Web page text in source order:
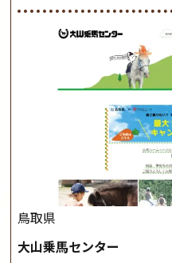
けでなく、馬の手入れや
このクラスで把握し、「
きましょう。 スタートク
軽速歩(けいはやあし)が
クラスへ。 グループレッ
ながら 軽速歩・正反撞(
した手綱操作と軽速歩・
駈歩(かけあし)練習に入
クラスで常歩(なみあし)
したら、 次は部班にて駈
しょう。 ステップクラス
鳥取県
大山乗馬センター